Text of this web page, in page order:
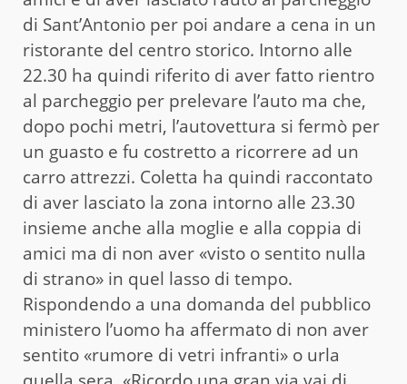
di Sant’Antonio per poi andare a cena in un
ristorante del centro storico. Intorno alle
22.30 ha quindi riferito di aver fatto rientro
al parcheggio per prelevare l’auto ma che,
dopo pochi metri, l’autovettura si fermò per
un guasto e fu costretto a ricorrere ad un
carro attrezzi. Coletta ha quindi raccontato
di aver lasciato la zona intorno alle 23.30
insieme anche alla moglie e alla coppia di
amici ma di non aver «visto o sentito nulla
di strano» in quel lasso di tempo.
Rispondendo a una domanda del pubblico
ministero l’uomo ha affermato di non aver
sentito «rumore di vetri infranti» o urla